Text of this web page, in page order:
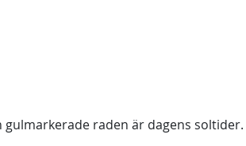
raden är dagens soltider.